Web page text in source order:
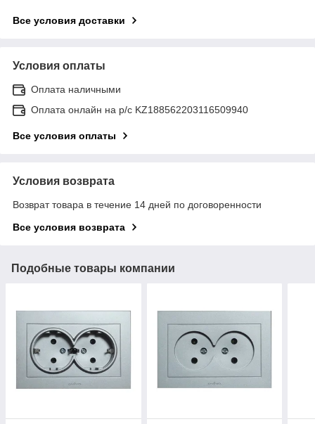
Все условия доставки
Условия оплаты
Оплата наличными
Оплата онлайн на р/с KZ188562203116509940
Все условия оплаты
Условия возврата
Возврат товара в течение 14 дней по договоренности
Все условия возврата
Подобные товары компании